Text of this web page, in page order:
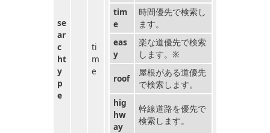
se
ar
c
ht
y
p
e
ti
m
e
tim
e
時間優先で検索し
ます。
eas
y
楽な道優先で検索
します。※
roof
屋根がある道優先
で検索します。
hig
hw
ay
幹線道路を優先で
検索します。